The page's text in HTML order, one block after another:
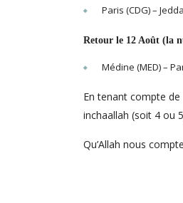
Paris (CDG) –
Retour le 12 Août (la
Médine (MED) –
En tenant compte
inchaallah (soit 4 ou
Qu’Allah nous